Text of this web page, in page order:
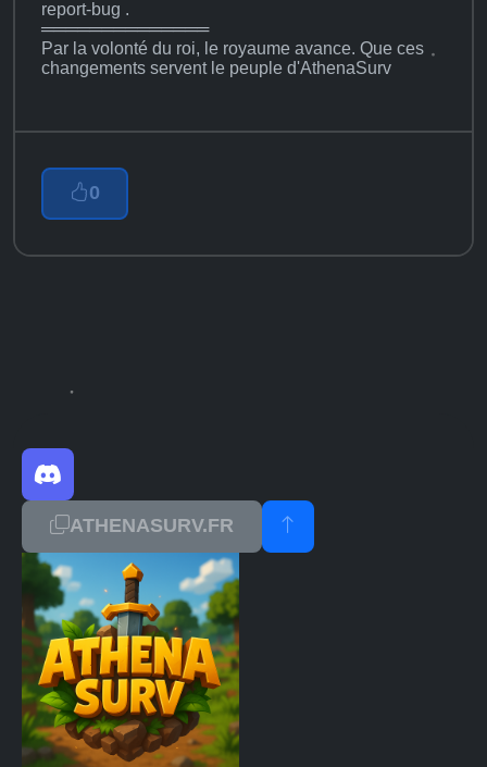
report-bug .
══════════════
Par la volonté du roi, le royaume avance. Que ces
changements servent le peuple d'AthenaSurv
0
ATHENASURV.FR